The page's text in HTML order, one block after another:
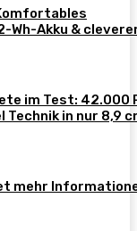
Wh-Akku &
im Test: 42.000
Technik in nur 8,9
mehr